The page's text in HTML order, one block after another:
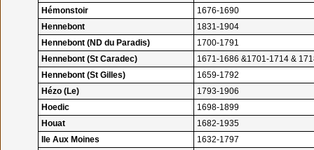
Hémonstoir
1676-1690
Hennebont
1831-1904
Hennebont (ND du Paradis)
1700-1791
Hennebont (St Caradec)
1671-1686 &1701-1714 &
Hennebont (St Gilles)
1659-1792
Hézo (Le)
1793-1906
Hoedic
1698-1899
Houat
1682-1935
Ile Aux Moines
1632-1797